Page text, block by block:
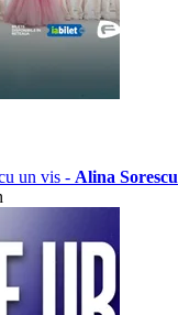
un vis - Alina Sorescu